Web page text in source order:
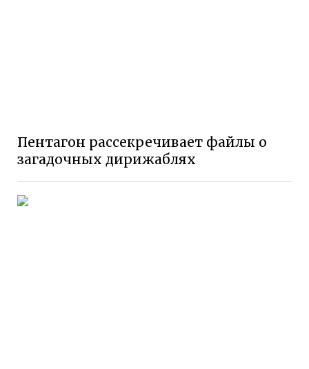
Пентагон рассекречивает файлы о
загадочных дирижаблях